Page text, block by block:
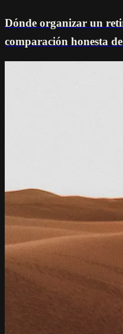
Dónde organizar un
comparación honesta